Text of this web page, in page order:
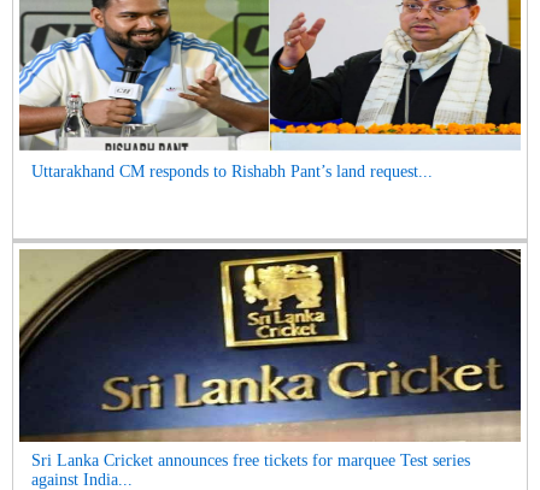
Uttarakhand CM responds to Rishabh Pant’s land request...
Sri Lanka Cricket announces free tickets for marquee Test series
against India...